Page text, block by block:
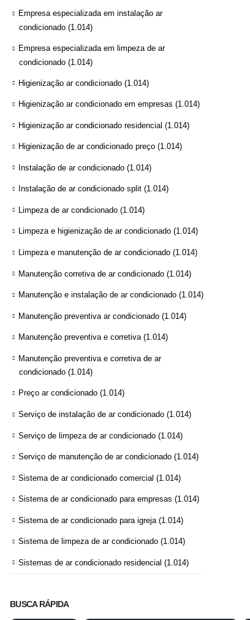
Empresa especializada em instalação ar
condicionado (1.014)
Empresa especializada em limpeza de ar
condicionado (1.014)
Higienização ar condicionado (1.014)
Higienização ar condicionado em empresas (1.014)
Higienização ar condicionado residencial (1.014)
Higienização de ar condicionado preço (1.014)
Instalação de ar condicionado (1.014)
Instalação de ar condicionado split (1.014)
Limpeza de ar condicionado (1.014)
Limpeza e higienização de ar condicionado (1.014)
Limpeza e manutenção de ar condicionado (1.014)
Manutenção corretiva de ar condicionado (1.014)
Manutenção e instalação de ar condicionado (1.014)
Manutenção preventiva ar condicionado (1.014)
Manutenção preventiva e corretiva(1.014)
Manutenção preventiva e corretiva de ar
condicionado (1.014)
Preço ar condicionado (1.014)
Serviço de instalação de ar condicionado (1.014)
Serviço de limpeza de ar condicionado (1.014)
Serviço de manutenção de ar condicionado (1.014)
Sistema de ar condicionado comercial (1.014)
Sistema de ar condicionado para empresas (1.014)
Sistema de ar condicionado para igreja (1.014)
Sistema de limpeza de ar condicionado (1.014)
Sistemas de ar condicionado residencial (1.014)
BUSCA RÁPIDA